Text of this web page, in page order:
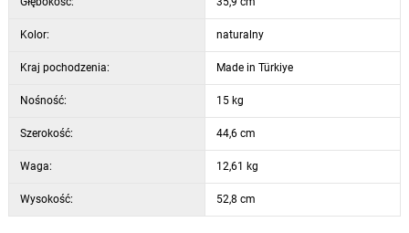
Kolor: dąb
Kolor: naturalny
Kraj pochodzenia: Made in Türkiye
Nośność: 15 kg
Szerokość: 44,6 cm
Waga: 12,61 kg
Wysokość: 52,8 cm